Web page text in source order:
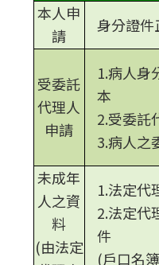
本人申
請
身分證件
受委託
代理人
申請
1.病人身
本
2.受委託
3.病人之
未成年
人之資
料
(由法定
1.法定代
2.法定代
件
(戶口名